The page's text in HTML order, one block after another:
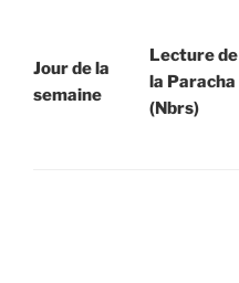
Jour de la
semaine
Lecture de
la Paracha
(Nbrs)